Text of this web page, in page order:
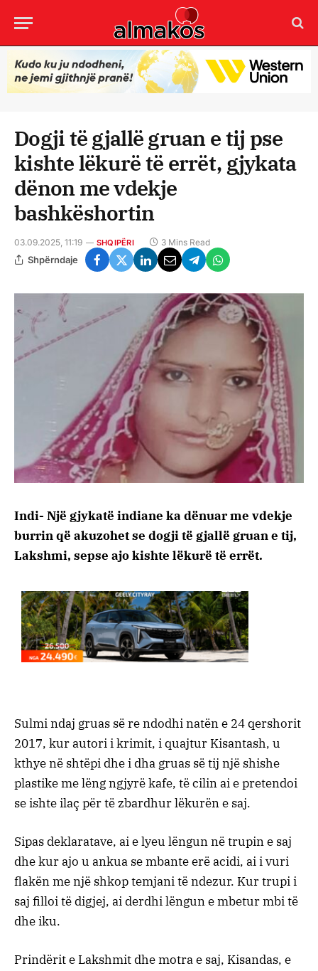
Dogji të gjallë gruan e tij pse
kishte lëkurë të errët, gjykata
dënon me vdekje
bashkëshortin
03.09.2025, 11:19 SHQIPËRI 3 Mins Read
Shpërndaje
Indi- Një gjykatë indiane ka dënuar me vdekje
burrin që akuzohet se dogji të gjallë gruan e tij,
Lakshmi, sepse ajo kishte lëkurë të errët.
Sulmi ndaj gruas së re ndodhi natën e 24 qershorit
2017, kur autori i krimit, i quajtur Kisantash, u
kthye në shtëpi dhe i dha gruas së tij një shishe
plastike me lëng ngjyrë kafe, të cilin ai e pretendoi
se ishte ilaç për të zbardhur lëkurën e saj.
Sipas deklaratave, ai e lyeu lëngun në trupin e saj
dhe kur ajo u ankua se mbante erë acidi, ai i vuri
flakën me një shkop temjani të ndezur. Kur trupi i
saj filloi të digjej, ai derdhi lëngun e mbetur mbi të
dhe iku.
Prindërit e Lakshmit dhe motra e saj, Kisandas, e